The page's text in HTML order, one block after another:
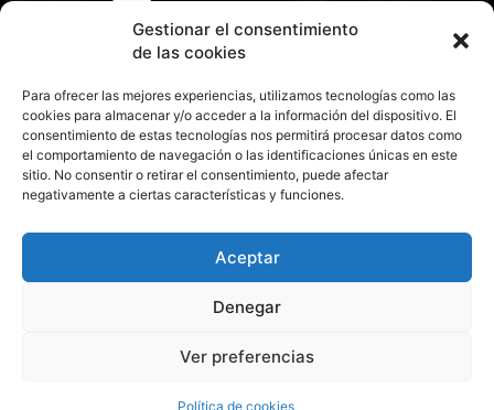
Gestionar el consentimiento
de las cookies
Para ofrecer las mejores experiencias, utilizamos tecnologías como las
cookies para almacenar y/o acceder a la información del dispositivo. El
consentimiento de estas tecnologías nos permitirá procesar datos como
el comportamiento de navegación o las identificaciones únicas en este
sitio. No consentir o retirar el consentimiento, puede afectar
negativamente a ciertas características y funciones.
Aceptar
Denegar
Ver preferencias
Política de cookies
CONTACTA CON NOSOTROS
© 2026 Todos los derechos reservados. Culturamanía